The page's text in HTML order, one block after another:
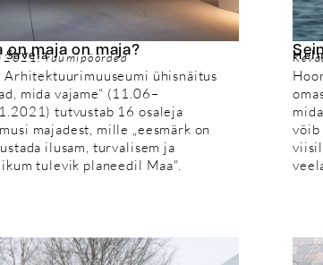
on maja on maja?
Savela
2021: ruumipöörded
Arhitektuurimuuseumi ühisnäitus
mida vajame“ (11.06–
tutvustab 16 osaleja
majadest, mille „eesmärk on
ilusam, turvalisem ja
tulevik planeedil Maa".
võib